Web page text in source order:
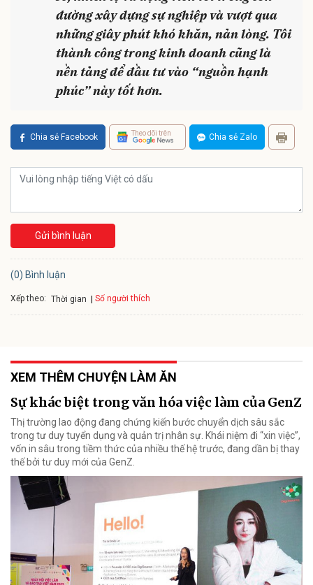
đường xây dựng sự nghiệp và vượt qua
những giây phút khó khăn, nản lòng. Tôi
thành công trong kinh doanh cũng là
nền tảng để đầu tư vào “nguồn hạnh
phúc” này tốt hơn.
Chia sẻ Facebook Theo dõi trên Chia sẻ Zalo
Gửi bình luận
(0) Bình luận
Xếp theo: Thời gian Số người thích
XEM THÊM CHUYỆN LÀM ĂN
Sự khác biệt trong văn hóa việc làm của GenZ
Thị trường lao động đang chứng kiến bước chuyển dịch sâu sắc
trong tư duy tuyển dụng và quản trị nhân sự. Khái niệm đi “xin việc”,
vốn in sâu trong tiềm thức của nhiều thế hệ trước, đang dần bị thay
thế bởi tư duy mới của GenZ.